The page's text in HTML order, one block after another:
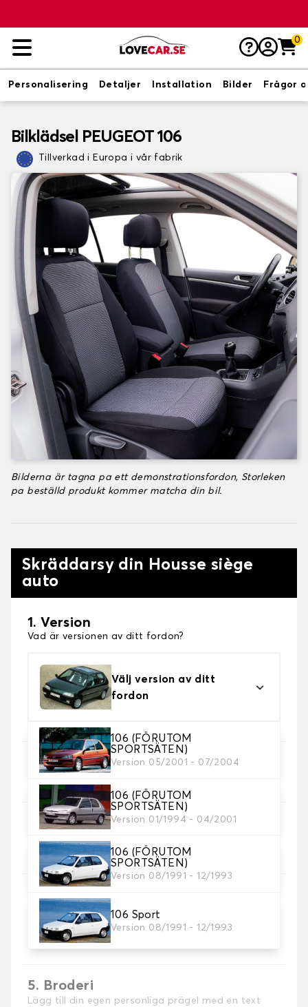
0
Personalisering Detaljer Installation Bilder Frågor
Bilklädsel PEUGEOT 106
Tillverkad i Europa i vår fabrik
Bilderna är tagna pa ett demonstrationsfordon, Storleken
pa beställd produkt kommer matcha din bil.
Skräddarsy din Housse siège
auto
1. Version
Vad är versionen av ditt fordon?
Välj version av ditt
fordon
106 (FÖRUTOM
SPORTSÄTEN)
Version 05/2001 - 07/2004
106 (FÖRUTOM
SPORTSÄTEN)
Version 01/1994 - 04/2001
106 (FÖRUTOM
SPORTSÄTEN)
Version 08/1991 - 12/1993
106 Sport
Version 08/1991 - 12/1993
2. Val av spel
3. Material
Välj material för dina omslag.
4. Färg
Välj färg på dina sätesöverdrag.
5. Broderi
Lägg till din egen personliga prägel med en text